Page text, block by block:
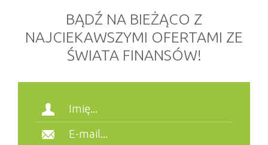
BĄDŹ NA BIEŻĄCO Z
NAJCIEKAWSZYMI OFERTAMI ZE
ŚWIATA FINANSÓW!